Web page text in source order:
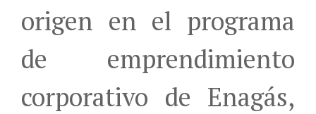
origen en el programa
de emprendimiento
corporativo de Enagás,